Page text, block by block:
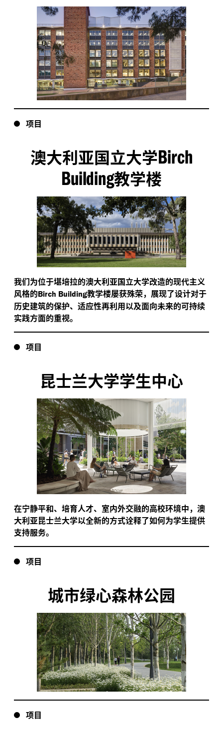
项目
澳大利亚国立大学Birch
Building教学楼
我们为位于堪培拉的澳大利亚国立大学改造的现代主义
风格的Birch Building教学楼屡获殊荣，展现了设计对于
历史建筑的保护、适应性再利用以及面向未来的可持续
实践方面的重视。
项目
昆士兰大学学生中心
在宁静平和、培育人才、室内外交融的高校环境中，澳
大利亚昆士兰大学以全新的方式诠释了如何为学生提供
支持服务。
项目
城市绿心森林公园
项目